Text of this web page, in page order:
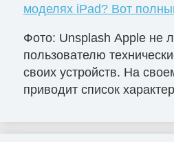
моделях iPad? Вот
Фото: Unsplash Apple не
пользователю
своих устройств. На
приводит список